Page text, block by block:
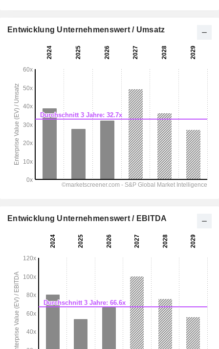
Entwicklung Unternehmenswert / Umsatz
Entwicklung Unternehmenswert / EBITDA